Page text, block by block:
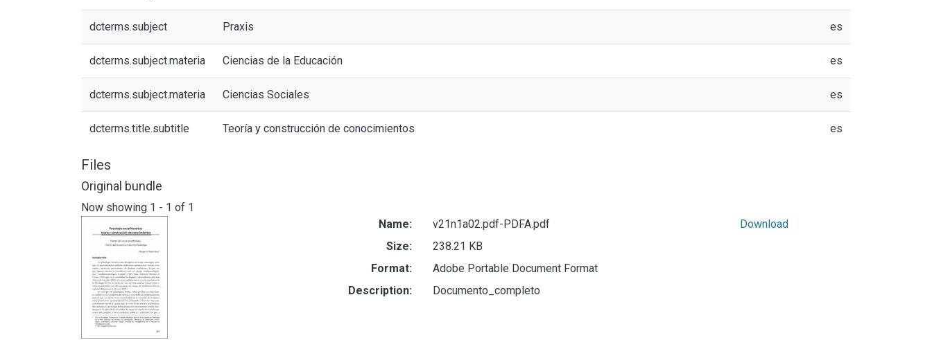
dcterms.subject Praxis es
dcterms.subject.materia Ciencias de la Educación es
dcterms.subject.materia Ciencias Sociales es
dcterms.title.subtitle Teoría y construcción de conocimientos es
Files
Original bundle
Now showing 1 - 1 of 1
Name:
v21n1a02.pdf-PDFA.pdf
Size:
238.21 KB
Format:
Adobe Portable Document Format
Description:
Documento_completo
Download